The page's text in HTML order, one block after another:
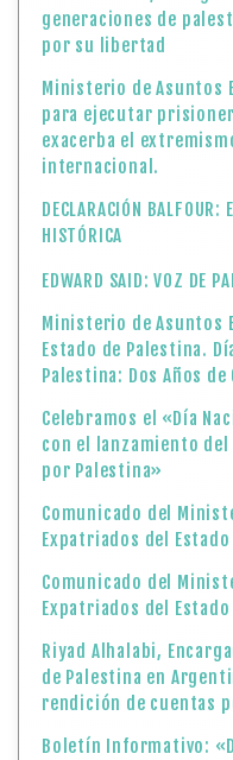
generaciones de
por su libertad
Ministerio de Asuntos
para ejecutar
exacerba el
internacional.
DECLARACIÓN BALFOUR:
HISTÓRICA
EDWARD SAID: VOZ DE
Ministerio de Asuntos
Estado de Palestina.
Palestina: Dos Años de
Celebramos el «Día
con el lanzamiento
por Palestina»
Comunicado del
Expatriados del
Comunicado del
Expatriados del
Riyad Alhalabi,
de Palestina en
rendición de cuentas
Boletín Informativo: